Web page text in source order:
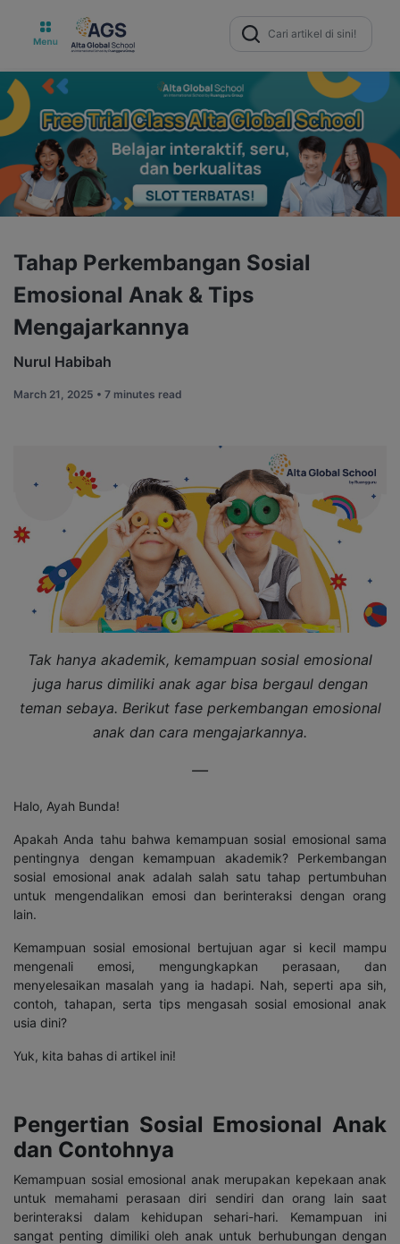
Search
for:
Tahap Perkembangan Sosial
Emosional Anak & Tips
Mengajarkannya
Nurul Habibah
March 21, 2025 • 7 minutes read
Tak hanya akademik, kemampuan sosial emosional
juga harus dimiliki anak agar bisa bergaul dengan
teman sebaya. Berikut fase perkembangan emosional
anak dan cara mengajarkannya.
—
Halo, Ayah Bunda!
Apakah Anda tahu bahwa kemampuan sosial emosional sama
pentingnya dengan kemampuan akademik? Perkembangan
sosial emosional anak adalah salah satu tahap pertumbuhan
untuk mengendalikan emosi dan berinteraksi dengan orang
lain.
Kemampuan sosial emosional bertujuan agar si kecil mampu
mengenali emosi, mengungkapkan perasaan, dan
menyelesaikan masalah yang ia hadapi. Nah, seperti apa sih,
contoh, tahapan, serta tips mengasah sosial emosional anak
usia dini?
Yuk, kita bahas di artikel ini!
Pengertian Sosial Emosional Anak
dan Contohnya
Kemampuan sosial emosional anak merupakan kepekaan anak
untuk memahami perasaan diri sendiri dan orang lain saat
berinteraksi dalam kehidupan sehari-hari. Kemampuan ini
sangat penting dimiliki oleh anak untuk berhubungan dengan